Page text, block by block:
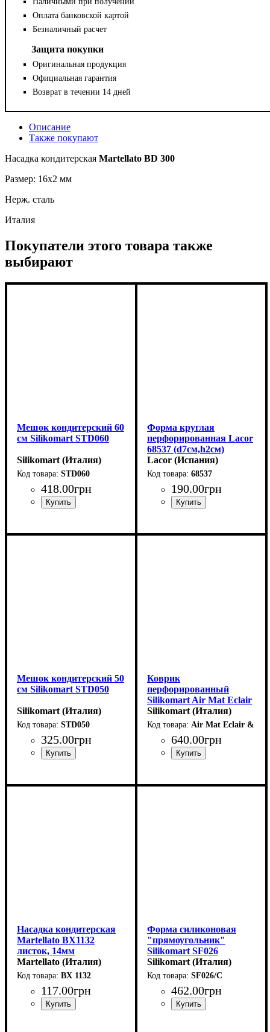
Оплата банковской картой
Безналичный расчет
Защита покупки
Оригинальная продукция
Официальная гарантия
Возврат в течении 14 дней
Описание
Также покупают
Насадка кондитерская Martellato BD 300
Размер: 16x2 мм
Нерж. сталь
Италия
Покупатели этого товара также
выбирают
Мешок кондитерский 60
см Silikomart STD060
Silikomart (Италия)
STD060
418.00грн
Форма круглая
перфорированная Lacor
68537 (d7см,h2см)
Lacor (Испания)
68537
190.00грн
Мешок кондитерский 50
см Silikomart STD050
Silikomart (Италия)
STD050
325.00грн
Коврик
перфорированный
Silikomart Air Mat Eclair
& Choux (300x400мм)
Silikomart (Италия)
Air Mat Eclair &
640.00грн
Насадка кондитерская
Martellato BX1132
листок, 14мм
Martellato (Италия)
BX 1132
117.00грн
Форма силиконовая
"прямоугольник"
Silikomart SF026
(79х29мм,h30мм,70мл)
Silikomart (Италия)
SF026/C
462.00грн